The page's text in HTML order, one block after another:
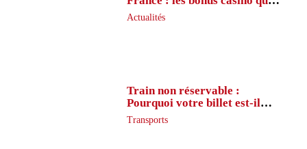
peu de joueurs connaissent
vraiment
Actualités
Train non réservable :
Pourquoi votre billet est-il
inaccessible ?
Transports